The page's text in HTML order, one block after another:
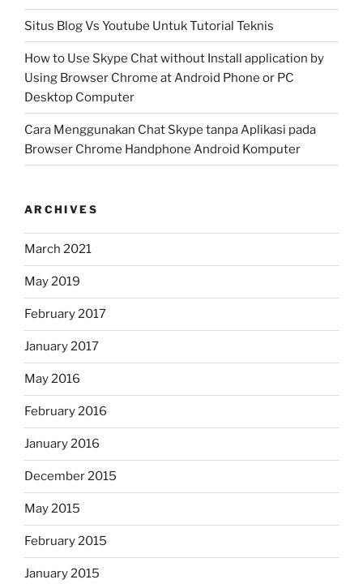
Situs Blog Vs Youtube Untuk Tutorial Teknis
How to Use Skype Chat without Install application by
Using Browser Chrome at Android Phone or PC
Desktop Computer
Cara Menggunakan Chat Skype tanpa Aplikasi pada
Browser Chrome Handphone Android Komputer
ARCHIVES
March 2021
May 2019
February 2017
January 2017
May 2016
February 2016
January 2016
December 2015
May 2015
February 2015
January 2015